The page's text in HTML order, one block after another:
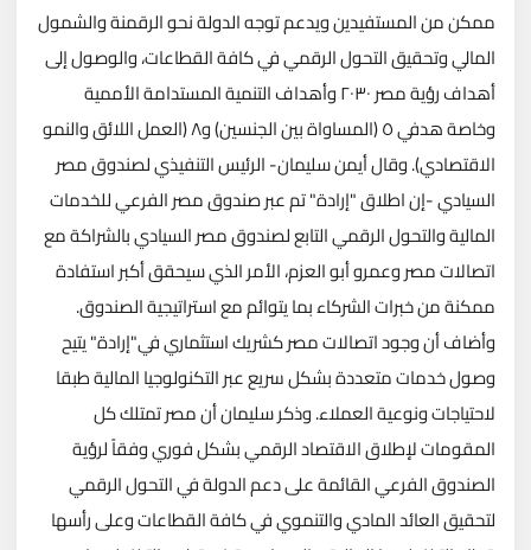
ممكن من المستفيدين ويدعم توجه الدولة نحو الرقمنة والشمول
المالي وتحقيق التحول الرقمي في كافة القطاعات، والوصول إلى
أهداف رؤية مصر ٢٠٣٠ وأهداف التنمية المستدامة الأممية
وخاصة هدفي ٥ (المساواة بين الجنسين) و٨ (العمل اللائق والنمو
الاقتصادي). وقال أيمن سليمان- الرئيس التنفيذي لصندوق مصر
السيادي -إن اطلاق "إرادة" تم عبر صندوق مصر الفرعي للخدمات
المالية والتحول الرقمي التابع لصندوق مصر السيادي بالشراكة مع
اتصالات مصر وعمرو أبو العزم، الأمر الذي سيحقق أكبر استفادة
ممكنة من خبرات الشركاء بما يتوائم مع استراتيجية الصندوق.
وأضاف أن وجود اتصالات مصر كشريك استثماري في"إرادة" يتيح
وصول خدمات متعددة بشكل سريع عبر التكنولوجيا المالية طبقا
لاحتياجات ونوعية العملاء. وذكر سليمان أن مصر تمتلك كل
المقومات لإطلاق الاقتصاد الرقمي بشكل فوري وفقاً لرؤية
الصندوق الفرعي القائمة على دعم الدولة في التحول الرقمي
لتحقيق العائد المادي والتنموي في كافة القطاعات وعلى رأسها